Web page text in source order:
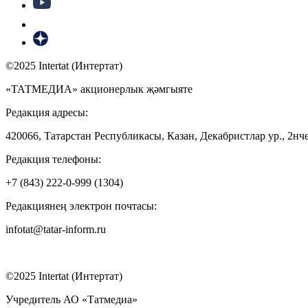
©2025 Intertat (Интертат)
«ТАТМЕДИА» акционерлык җәмгыяте
Редакция адресы:
420066, Татарстан Республикасы, Казан, Декабристлар ур.,
Редакция телефоны:
+7 (843) 222-0-999 (1304)
Редакциянең электрон почтасы:
infotat@tatar-inform.ru
©2025 Intertat (Интертат)
Учредитель АО «Татмедиа»